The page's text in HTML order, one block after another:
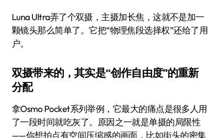
Luna Ultra弄了个双摄，主摄加长焦，这就不是加一
颗镜头那么简单了。它把“物理焦段选择权”还给了用
户。
双摄带来的，其实是“创作自由度”的重新
分配
拿Osmo Pocket系列举例，它最大的痛点是很多人用
了一段时间就吃灰了。原因之一就是单摄的局限性
——你想拍点有空间压缩感的画面，比如街头的密集